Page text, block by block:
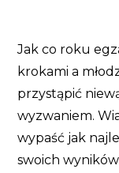
Jak co roku
krokami a
przystąpić
wyzwaniem.
wypaść jak
swoich